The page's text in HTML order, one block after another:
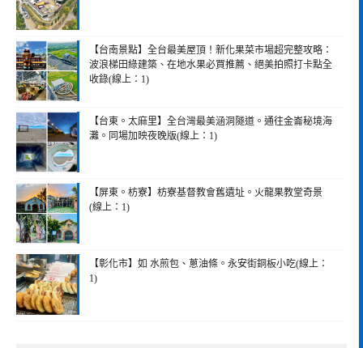
【台南景點】全台最美屋頂！新化果菜市場超完整攻略：
波浪梯田綠建築、在地水果必買推薦、絕美拍照打卡點全
收錄(線上：1)
【台東。太麻里】全台灣最美涵洞隧道。通往金崙秘境海
灘。同場加映夜晚版(線上：1)
【屏東。枋寮】枋寮基督教會舊遺址。火龍果教堂奇景
(線上：1)
【彰化市】如 水煎包、蔥油條。永安街銅板小吃(線上：
1)